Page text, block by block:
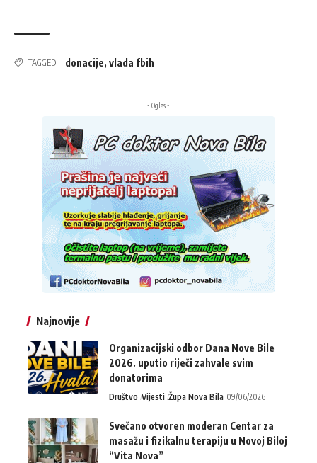
TAGGED: donacije, vlada fbih
- Oglas -
Najnovije
Organizacijski odbor Dana Nove Bile
2026. uputio riječi zahvale svim
donatorima
Društvo Vijesti Župa Nova Bila 09/06/2026
Svečano otvoren moderan Centar za
masažu i fizikalnu terapiju u Novoj Biloj
“Vita Nova”